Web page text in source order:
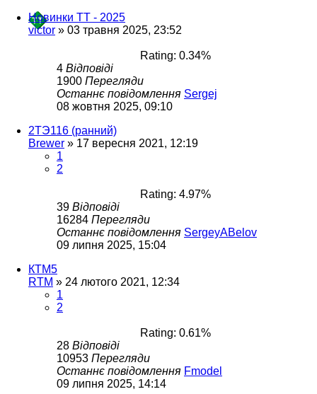
Новинки ТТ - 2025
victor » 03 травня 2025, 23:52
Rating: 0.34%
4 Відповіді
1900 Перегляди
Останнє повідомлення Sergej
08 жовтня 2025, 09:10
2ТЭ116 (ранний)
Brewer » 17 вересня 2021, 12:19
1
2
Rating: 4.97%
39 Відповіді
16284 Перегляди
Останнє повідомлення SergeyABelov
09 липня 2025, 15:04
КТМ5
RTM » 24 лютого 2021, 12:34
1
2
Rating: 0.61%
28 Відповіді
10953 Перегляди
Останнє повідомлення Fmodel
09 липня 2025, 14:14